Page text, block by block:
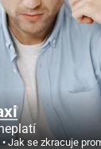
Jak se zkracuje